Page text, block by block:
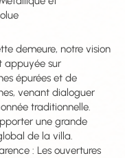
demeure, notre vision
appuyée sur
épurées et de
venant dialoguer
traditionnelle.
une grande
de la villa.
: Les ouvertures